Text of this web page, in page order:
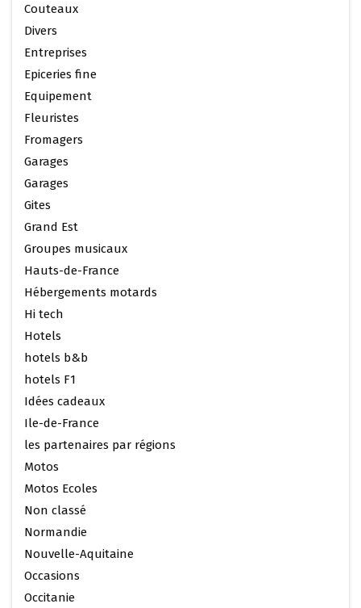
Couteaux
Divers
Entreprises
Epiceries fine
Equipement
Fleuristes
Fromagers
Garages
Garages
Gites
Grand Est
Groupes musicaux
Hauts-de-France
Hébergements motards
Hi tech
Hotels
hotels b&b
hotels F1
Idées cadeaux
Ile-de-France
les partenaires par régions
Motos
Motos Ecoles
Non classé
Normandie
Nouvelle-Aquitaine
Occasions
Occitanie